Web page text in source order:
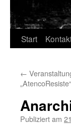
Zum
springen
Start
←
„AtencoResiste“
Publiziert am